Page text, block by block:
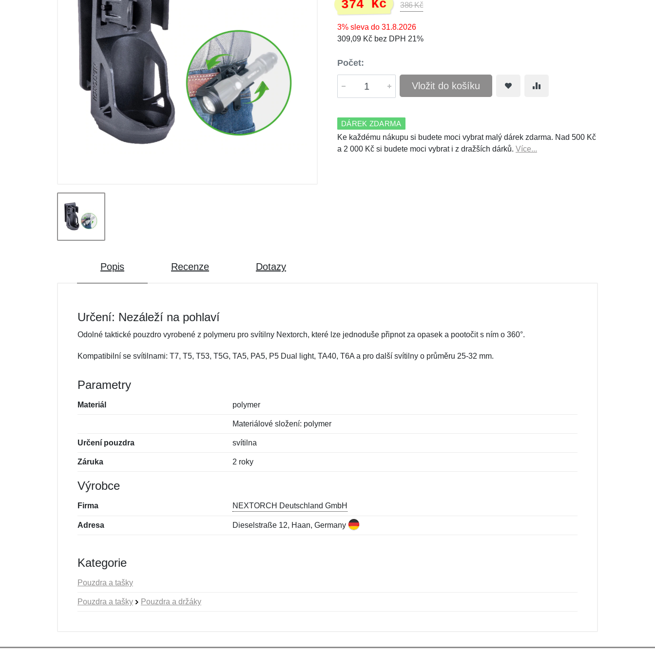
374 Kč 386 Kč
3% sleva do 31.8.2026
309,09 Kč bez DPH 21%
Počet:
Vložit do košíku
DÁREK ZDARMA
Ke každému nákupu si budete moci vybrat malý dárek zdarma. Nad 500 Kč
a 2 000 Kč si budete moci vybrat i z dražších dárků. Více...
Popis Recenze Dotazy
Určení: Nezáleží na pohlaví
Odolné taktické pouzdro vyrobené z polymeru pro svítilny Nextorch, které lze jednoduše připnot za opasek a pootočit s ním o 360°.
Kompatibilní se svítilnami: T7, T5, T53, T5G, TA5, PA5, P5 Dual light, TA40, T6A a pro další svítilny o průměru 25-32 mm.
Parametry
Materiál polymer
Materiálové složení: polymer
Určení pouzdra svítilna
Záruka 2 roky
Výrobce
Firma NEXTORCH Deutschland GmbH
Adresa Dieselstraße 12, Haan, Germany
Kategorie
Pouzdra a tašky
Pouzdra a tašky Pouzdra a držáky